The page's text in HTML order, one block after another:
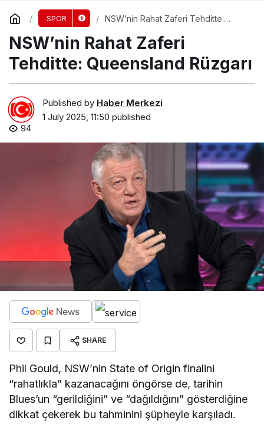
SPOR
NSW’nin Rahat Zaferi Tehditte:
NSW’nin Rahat Zaferi
Tehditte: Queensland Rüzgarı
Published by Haber Merkezi
1 July 2025, 11:50 published
94
SHARE
Phil Gould, NSW’nin State of Origin finalini
“rahatlıkla” kazanacağını öngörse de, tarihin
Blues’un “gerildiğini” ve “dağıldığını” gösterdiğine
dikkat çekerek bu tahminini şüpheyle karşıladı.